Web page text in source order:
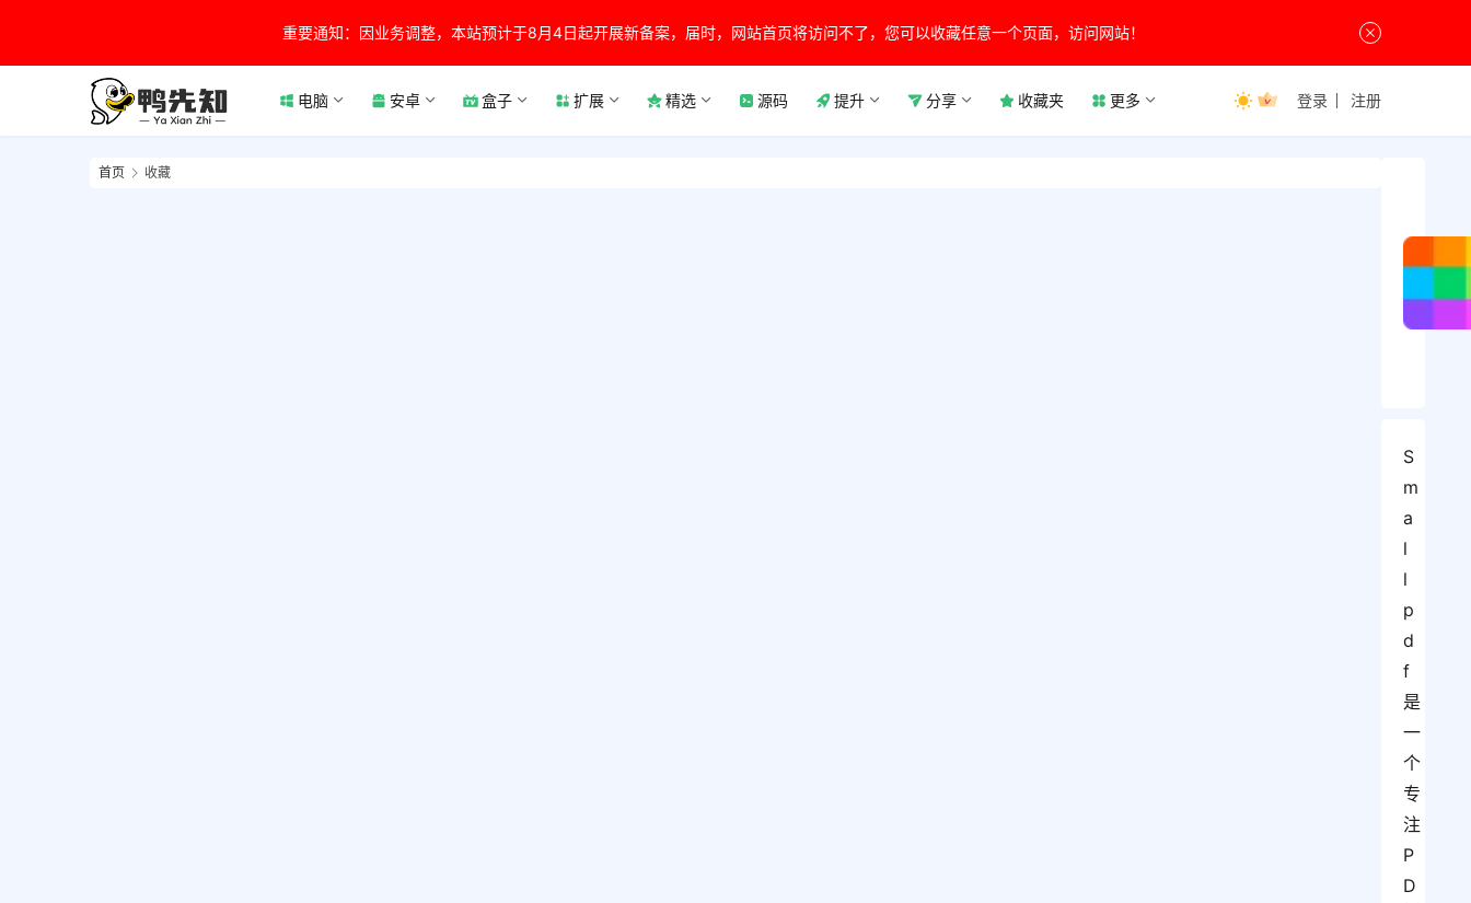
重要通知：因业务调整，本站预计于8月4日起开展新备案，届时，网站首页将访问不了，您可以收藏任意一个页面，访问网站！
电脑 安卓 盒子 扩展 精选 源码 提升 分享 收藏夹 更多 登录 注册
首页 收藏
S
m
a
l
l
p
d
f
是
一
个
专
注
P
D